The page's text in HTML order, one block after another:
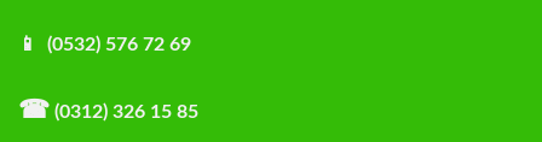
📱 (0532) 576 72 69
☎ (0312) 326 15 85